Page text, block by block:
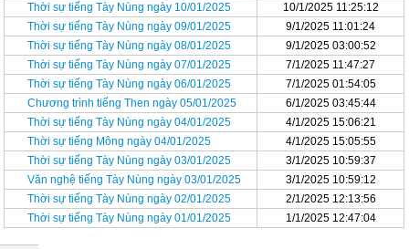
Thời sự tiếng Tày Nùng ngày 10/01/2025
10/1/2025 11:25:12
Thời sự tiếng Tày Nùng ngày 09/01/2025
9/1/2025 11:01:24
Thời sự tiếng Tày Nùng ngày 08/01/2025
9/1/2025 03:00:52
Thời sự tiếng Tày Nùng ngày 07/01/2025
7/1/2025 11:47:27
Thời sự tiếng Tày Nùng ngày 06/01/2025
7/1/2025 01:54:05
Chương trình tiếng Then ngày 05/01/2025
6/1/2025 03:45:44
Thời sự tiếng Tày Nùng ngày 04/01/2025
4/1/2025 15:06:21
Thời sự tiếng Mông ngày 04/01/2025
4/1/2025 15:05:55
Thời sự tiếng Tày Nùng ngày 03/01/2025
3/1/2025 10:59:37
Văn nghệ tiếng Tày Nùng ngày 03/01/2025
3/1/2025 10:59:12
Thời sự tiếng Tày Nùng ngày 02/01/2025
2/1/2025 12:13:56
Thời sự tiếng Tày Nùng ngày 01/01/2025
1/1/2025 12:47:04